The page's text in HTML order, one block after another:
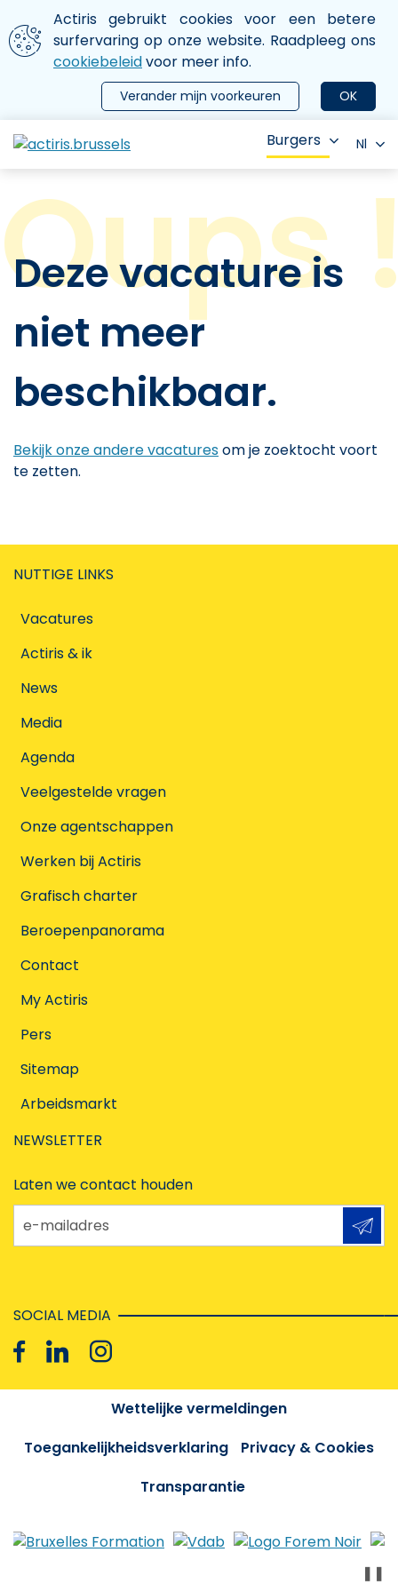
Aller au contenu principal
We gebruiken cookies
Actiris gebruikt cookies voor een betere
surfervaring op onze website. Raadpleeg ons
cookiebeleidvoor meer info.
OK
Verander mijn voorkeuren
le menu
Burgers Nl
Deze vacature is
niet meer
beschikbaar.
Bekijk onze andere vacaturesom je zoektocht voort
te zetten.
NUTTIGE LINKS
Vacatures
Actiris & ik
News
Media
Agenda
Veelgestelde vragen
Onze agentschappen
Werken bij Actiris
Grafisch charter
Beroepenpanorama
Contact
My Actiris
Pers
Sitemap
Arbeidsmarkt
NEWSLETTER
Laten we contact houden
e-mailadres
SOCIAL MEDIA
Wettelijke vermeldingen
Toegankelijkheidsverklaring
Privacy & Cookies
Transparantie
❚❚